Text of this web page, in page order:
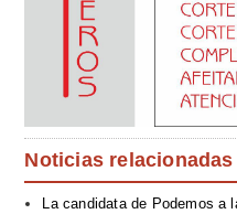
Noticias relacionadas
La candidata de Podemos a